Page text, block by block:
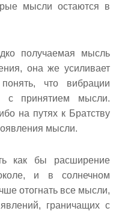
мысли остаются в
получаемая мысль
она же усиливает
что вибрации
с принятием мысли.
на путях к Братству
мысли.
как бы расширение
и в солнечном
отогнать все мысли,
граничащих с